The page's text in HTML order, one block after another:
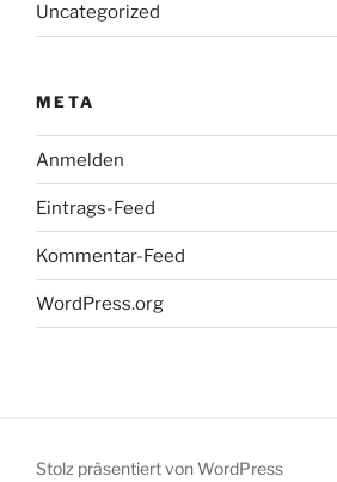
Uncategorized
META
Anmelden
Eintrags-Feed
Kommentar-Feed
WordPress.org
Stolz präsentiert von WordPress